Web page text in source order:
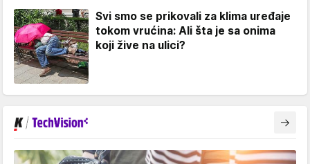
Svi smo se prikovali za klima uređaje
tokom vrućina: Ali šta je sa onima
koji žive na ulici?